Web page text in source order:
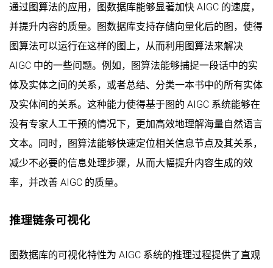
通过图算法的应用，图数据库能够显著加快 AIGC 的速度，
并提升内容的质量。图数据库支持存储向量化后的图，使得
图算法可以运行在这样的图上，从而利用图算法来解决
AIGC 中的一些问题。例如，图算法能够捕捉一段话中的实
体及实体之间的关系，或者总结、分类一本书中的所有实体
及实体间的关系。这种能力使得基于图的 AIGC 系统能够在
没有专家人工干预的情况下，更加高效地理解海量自然语言
文本。同时，图算法能够快速定位相关信息节点及其关系，
减少不必要的信息处理步骤，从而大幅提升内容生成的效
率，并改善 AIGC 的质量。
推理链条可视化
图数据库的可视化特性为 AIGC 系统的推理过程提供了直观